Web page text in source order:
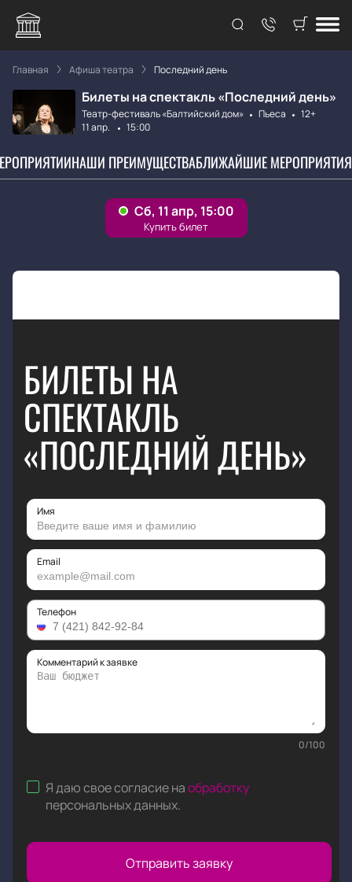
Главная Афиша театра Последний день
Билеты на спектакль «Последний день»
Театр-фестиваль «Балтийский дом» Пьеса
12+
11 апр.
15:00
НАШИ ПРЕИМУЩЕСТВАБЛИЖАЙШИЕ МЕРОПРИЯТИЯ
БИЛЕТЫ НА
СПЕКТАКЛЬ
«ПОСЛЕДНИЙ ДЕНЬ»
Имя
Email
Телефон
Комментарий к заявке
0/100
Я даю свое согласие наобработку
персональных данных.
Отправить заявку